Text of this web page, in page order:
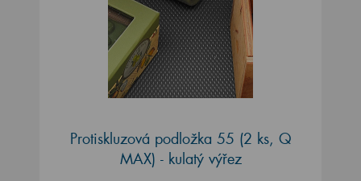
Protiskluzová podložka 55 (2 ks, Q
MAX) - kulatý výřez